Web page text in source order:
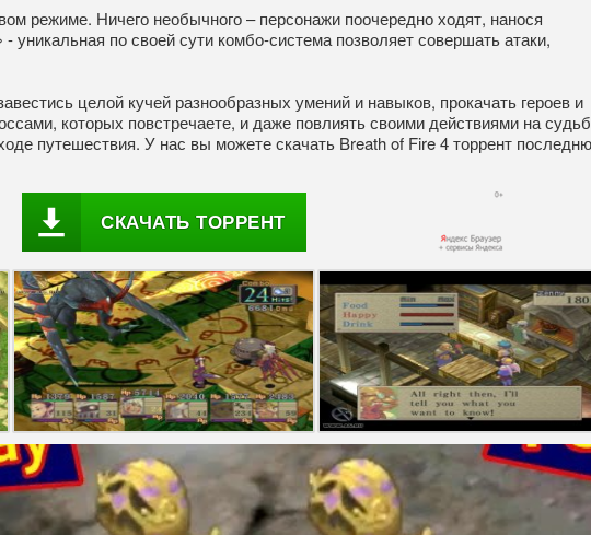
режиме. Ничего необычного – персонажи поочередно ходят, нанося
уникальная по своей сути комбо-система позволяет совершать атаки,
целой кучей разнообразных умений и навыков, прокачать героев и
которых повстречаете, и даже повлиять своими действиями на
путешествия. У нас вы можете скачать Breath of Fire 4 торрент
СКАЧАТЬ ТОРРЕНТ